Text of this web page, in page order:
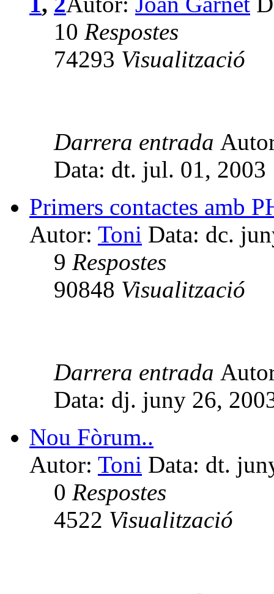
10 Respostes
74293 Visualització
Darrera entrada
Data: dt. jul. 01, 2003
Primers contactes amb
Autor: Toni Data: dc.
9 Respostes
90848 Visualització
Darrera entrada
Data: dj. juny 26,
Nou Fòrum..
Autor: Toni Data: dt.
0 Respostes
4522 Visualització